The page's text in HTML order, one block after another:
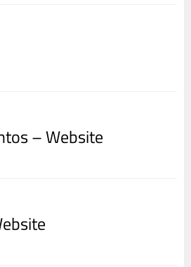
– Website